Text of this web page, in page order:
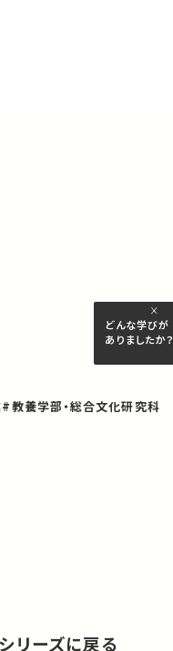
どんな学びが
ありましたか？
#教養学部・総合文化研究科
シリーズに戻る